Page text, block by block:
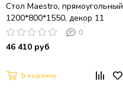
Стол Maestro, прямоугольный
1200*800*1550, декор 11
0
46 410 руб
В корзину